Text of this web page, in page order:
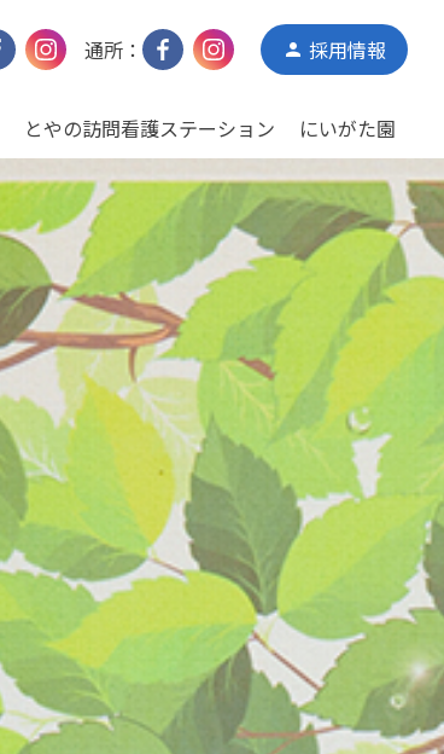
通所： person 採用情報
とやの訪問看護ステーション にいがた園